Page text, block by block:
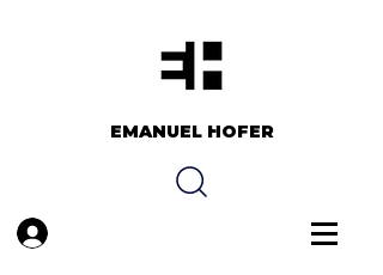
EMANUEL HOFER​​